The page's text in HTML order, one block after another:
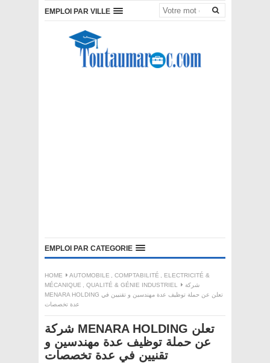
EMPLOI PAR VILLE
EMPLOI PAR CATEGORIE
HOME AUTOMOBILE , COMPTABILITÉ , ELECTRICITÉ &
MÉCANIQUE , QUALITÉ & GÉNIE INDUSTRIEL
شركة
MENARA HOLDING تعلن عن حملة توظيف عدة مهندسين و تقنيين في
عدة تخصصات
شركة MENARA HOLDING تعلن
عن حملة توظيف عدة مهندسين و
تقنيين في عدة تخصصات